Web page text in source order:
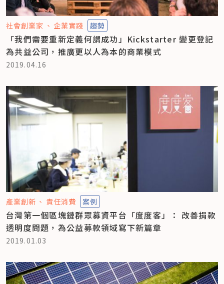
社會創業家 企業實踐 趨勢
「我們需要重新定義何謂成功」Kickstarter 變更登記
為共益公司，推廣更以人為本的商業模式
2019.04.16
產業創新 責任消費 案例
台灣第一個區塊鏈群眾募資平台「度度客」： 改善捐款
透明度問題，為公益募款領域寫下新篇章
2019.01.03